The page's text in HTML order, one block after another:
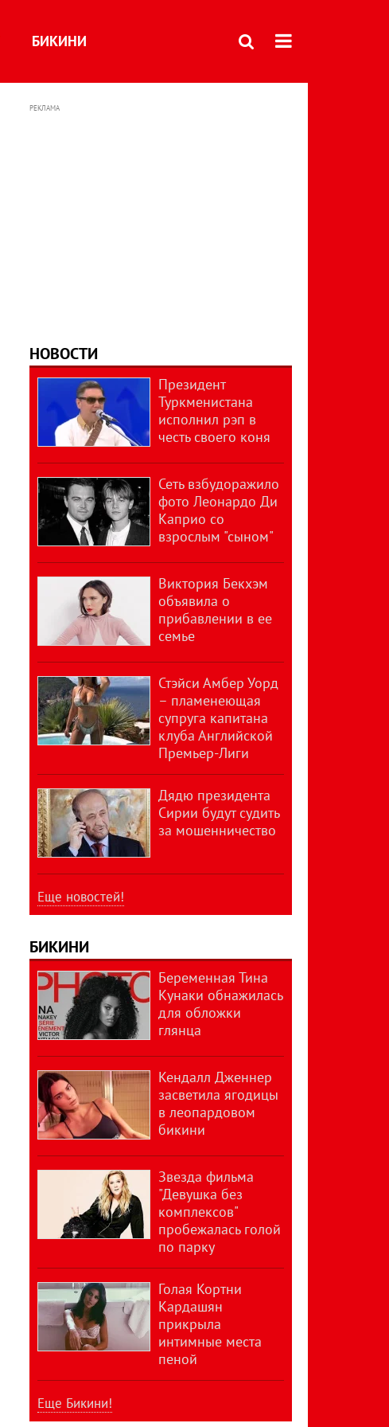
БИКИНИ
РЕКЛАМА
НОВОСТИ
Президент
Туркменистана
исполнил рэп в
честь своего коня
Сеть взбудоражило
фото Леонардо Ди
Каприо со
взрослым "сыном"
Виктория Бекхэм
объявила о
прибавлении в ее
семье
Стэйси Амбер Уорд
– пламенеющая
супруга капитана
клуба Английской
Премьер-Лиги
Дядю президента
Сирии будут судить
за мошенничество
Еще новостей!
БИКИНИ
Беременная Тина
Кунаки обнажилась
для обложки
глянца
Кендалл Дженнер
засветила ягодицы
в леопардовом
бикини
Звезда фильма
"Девушка без
комплексов"
пробежалась голой
по парку
Голая Кортни
Кардашян
прикрыла
интимные места
пеной
Еще Бикини!